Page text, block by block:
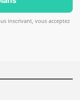
inscrivant, vous acceptez